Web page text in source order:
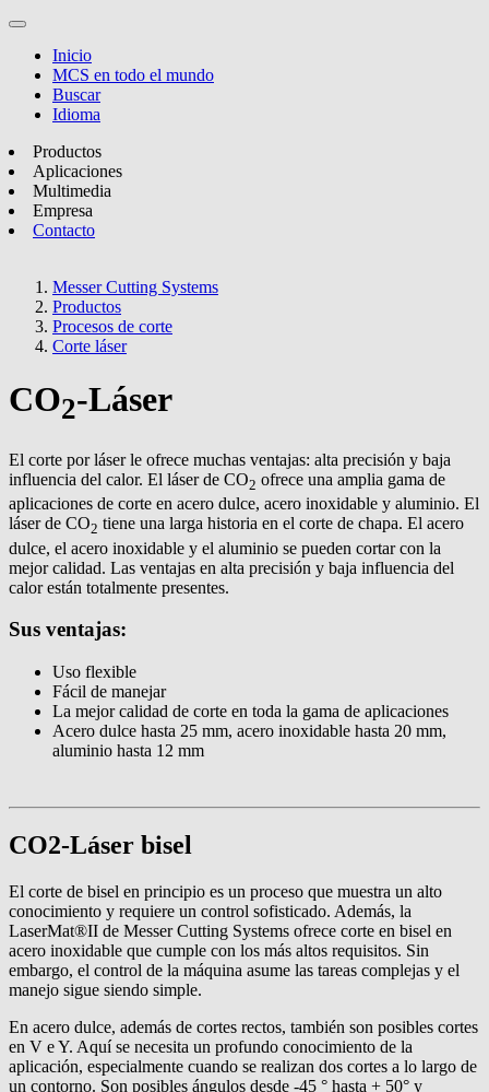
Inicio
MCS en todo el mundo
Buscar
Idioma
Productos
Aplicaciones
Multimedia
Empresa
Contacto
Messer Cutting Systems
Productos
Procesos de corte
Corte láser
CO2-Láser
El corte por láser le ofrece muchas ventajas: alta precisión y baja
influencia del calor. El láser de CO2 ofrece una amplia gama de
aplicaciones de corte en acero dulce, acero inoxidable y aluminio. El
láser de CO2 tiene una larga historia en el corte de chapa. El acero
dulce, el acero inoxidable y el aluminio se pueden cortar con la
mejor calidad. Las ventajas en alta precisión y baja influencia del
calor están totalmente presentes.
Sus ventajas:
Uso flexible
Fácil de manejar
La mejor calidad de corte en toda la gama de aplicaciones
Acero dulce hasta 25 mm, acero inoxidable hasta 20 mm,
aluminio hasta 12 mm
CO2-Láser bisel
El corte de bisel en principio es un proceso que muestra un alto
conocimiento y requiere un control sofisticado. Además, la
LaserMat®II de Messer Cutting Systems ofrece corte en bisel en
acero inoxidable que cumple con los más altos requisitos. Sin
embargo, el control de la máquina asume las tareas complejas y el
manejo sigue siendo simple.
En acero dulce, además de cortes rectos, también son posibles cortes
en V e Y. Aquí se necesita un profundo conocimiento de la
aplicación, especialmente cuando se realizan dos cortes a lo largo de
un contorno. Son posibles ángulos desde -45 ° hasta + 50° y